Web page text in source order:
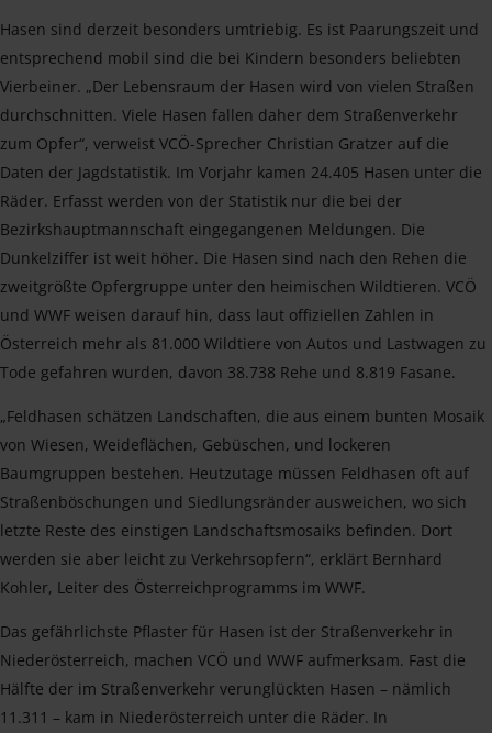
Hasen sind derzeit besonders umtriebig. Es ist Paarungszeit und
entsprechend mobil sind die bei Kindern besonders beliebten
Vierbeiner. „Der Lebensraum der Hasen wird von vielen Straßen
durchschnitten. Viele Hasen fallen daher dem Straßenverkehr
zum Opfer“, verweist VCÖ-Sprecher Christian Gratzer auf die
Daten der Jagdstatistik. Im Vorjahr kamen 24.405 Hasen unter die
Räder. Erfasst werden von der Statistik nur die bei der
Bezirkshauptmannschaft eingegangenen Meldungen. Die
Dunkelziffer ist weit höher. Die Hasen sind nach den Rehen die
zweitgrößte Opfergruppe unter den heimischen Wildtieren. VCÖ
und WWF weisen darauf hin, dass laut offiziellen Zahlen in
Österreich mehr als 81.000 Wildtiere von Autos und Lastwagen zu
Tode gefahren wurden, davon 38.738 Rehe und 8.819 Fasane.
„Feldhasen schätzen Landschaften, die aus einem bunten Mosaik
von Wiesen, Weideflächen, Gebüschen, und lockeren
Baumgruppen bestehen. Heutzutage müssen Feldhasen oft auf
Straßenböschungen und Siedlungsränder ausweichen, wo sich
letzte Reste des einstigen Landschaftsmosaiks befinden. Dort
werden sie aber leicht zu Verkehrsopfern“, erklärt Bernhard
Kohler, Leiter des Österreichprogramms im WWF.
Das gefährlichste Pflaster für Hasen ist der Straßenverkehr in
Niederösterreich, machen VCÖ und WWF aufmerksam. Fast die
Hälfte der im Straßenverkehr verunglückten Hasen – nämlich
11.311 – kam in Niederösterreich unter die Räder. In